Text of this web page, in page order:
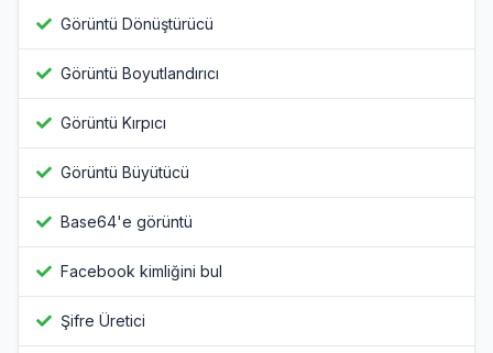
Görüntü Dönüştürücü
Görüntü Boyutlandırıcı
Görüntü Kırpıcı
Görüntü Büyütücü
Base64'e görüntü
Facebook kimliğini bul
Şifre Üretici